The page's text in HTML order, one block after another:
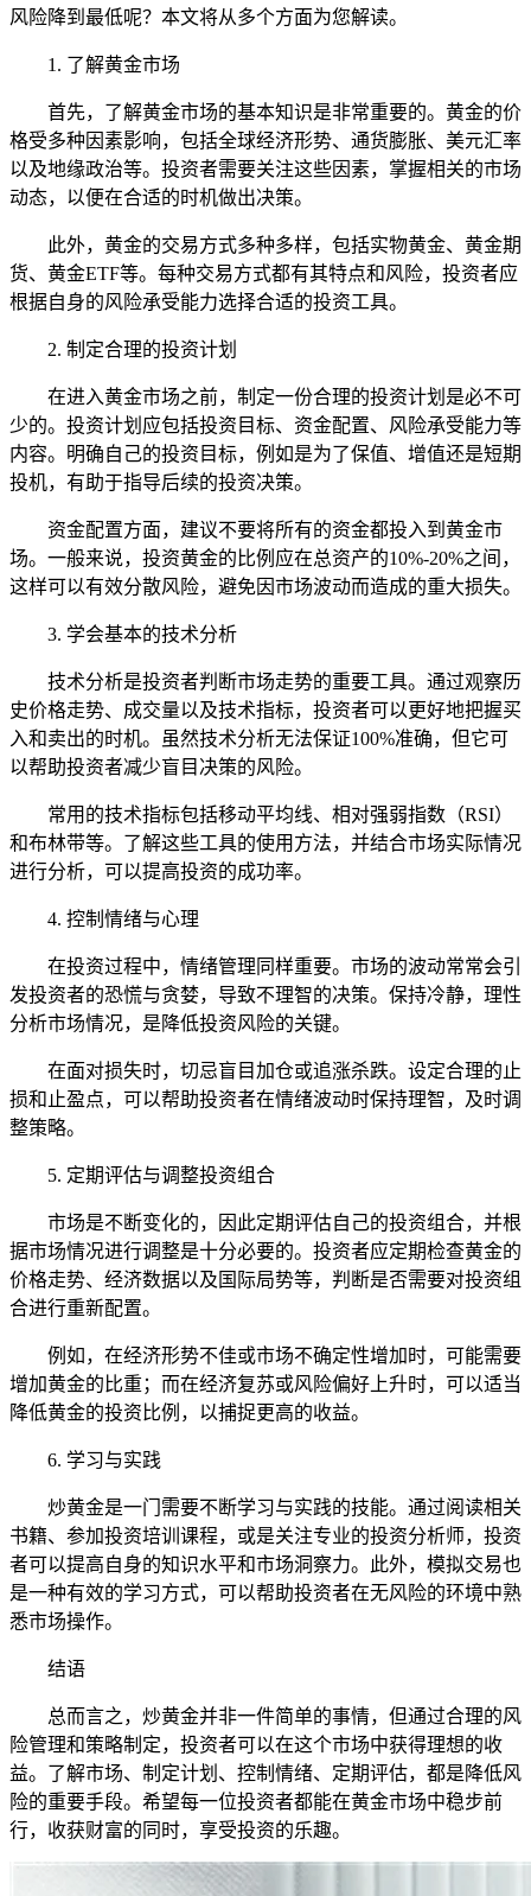
风险降到最低呢？本文将从多个方面为您解读。
1. 了解黄金市场
首先，了解黄金市场的基本知识是非常重要的。黄金的价
格受多种因素影响，包括全球经济形势、通货膨胀、美元汇率
以及地缘政治等。投资者需要关注这些因素，掌握相关的市场
动态，以便在合适的时机做出决策。
此外，黄金的交易方式多种多样，包括实物黄金、黄金期
货、黄金ETF等。每种交易方式都有其特点和风险，投资者应
根据自身的风险承受能力选择合适的投资工具。
2. 制定合理的投资计划
在进入黄金市场之前，制定一份合理的投资计划是必不可
少的。投资计划应包括投资目标、资金配置、风险承受能力等
内容。明确自己的投资目标，例如是为了保值、增值还是短期
投机，有助于指导后续的投资决策。
资金配置方面，建议不要将所有的资金都投入到黄金市
场。一般来说，投资黄金的比例应在总资产的10%-20%之间，
这样可以有效分散风险，避免因市场波动而造成的重大损失。
3. 学会基本的技术分析
技术分析是投资者判断市场走势的重要工具。通过观察历
史价格走势、成交量以及技术指标，投资者可以更好地把握买
入和卖出的时机。虽然技术分析无法保证100%准确，但它可
以帮助投资者减少盲目决策的风险。
常用的技术指标包括移动平均线、相对强弱指数（RSI）
和布林带等。了解这些工具的使用方法，并结合市场实际情况
进行分析，可以提高投资的成功率。
4. 控制情绪与心理
在投资过程中，情绪管理同样重要。市场的波动常常会引
发投资者的恐慌与贪婪，导致不理智的决策。保持冷静，理性
分析市场情况，是降低投资风险的关键。
在面对损失时，切忌盲目加仓或追涨杀跌。设定合理的止
损和止盈点，可以帮助投资者在情绪波动时保持理智，及时调
整策略。
5. 定期评估与调整投资组合
市场是不断变化的，因此定期评估自己的投资组合，并根
据市场情况进行调整是十分必要的。投资者应定期检查黄金的
价格走势、经济数据以及国际局势等，判断是否需要对投资组
合进行重新配置。
例如，在经济形势不佳或市场不确定性增加时，可能需要
增加黄金的比重；而在经济复苏或风险偏好上升时，可以适当
降低黄金的投资比例，以捕捉更高的收益。
6. 学习与实践
炒黄金是一门需要不断学习与实践的技能。通过阅读相关
书籍、参加投资培训课程，或是关注专业的投资分析师，投资
者可以提高自身的知识水平和市场洞察力。此外，模拟交易也
是一种有效的学习方式，可以帮助投资者在无风险的环境中熟
悉市场操作。
结语
总而言之，炒黄金并非一件简单的事情，但通过合理的风
险管理和策略制定，投资者可以在这个市场中获得理想的收
益。了解市场、制定计划、控制情绪、定期评估，都是降低风
险的重要手段。希望每一位投资者都能在黄金市场中稳步前
行，收获财富的同时，享受投资的乐趣。